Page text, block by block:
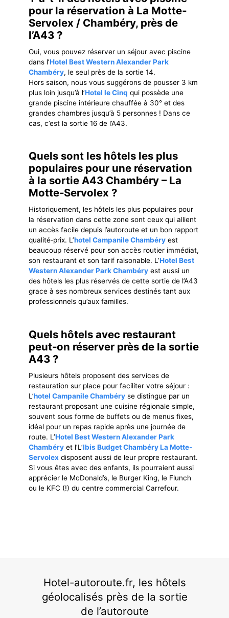
pour la réservation à La Motte‐
Servolex / Chambéry, près de
l’A43 ?
Oui, vous pouvez réserver un séjour avec piscine
dans l’Hotel Best Western Alexander Park
Chambéry, le seul près de la sortie 14.
Hors saison, nous vous suggérons de pousser 3 km
plus loin jusqu’à l’Hotel le Cinq qui possède une
grande piscine intérieure chauffée à 30° et des
grandes chambres jusqu’à 5 personnes ! Dans ce
cas, c’est la sortie 16 de l’A43.
Quels sont les hôtels les plus
populaires pour une réservation
à la sortie A43 Chambéry – La
Motte‐Servolex ?
Historiquement, les hôtels les plus populaires pour
la réservation dans cette zone sont ceux qui allient
un accès facile depuis l’autoroute et un bon rapport
qualité‐prix. L’hotel Campanile Chambéry est
beaucoup réservé pour son accès routier immédiat,
son restaurant et son tarif raisonable. L’Hotel Best
Western Alexander Park Chambéry est aussi un
des hôtels les plus réservés de cette sortie de l’A43
grace à ses nombreux services destinés tant aux
professionnels qu’aux familles.
Quels hôtels avec restaurant
peut‐on réserver près de la sortie
A43 ?
Plusieurs hôtels proposent des services de
restauration sur place pour faciliter votre séjour :
L’hotel Campanile Chambéry se distingue par un
restaurant proposant une cuisine régionale simple,
souvent sous forme de buffets ou de menus fixes,
idéal pour un repas rapide après une journée de
route. L’Hotel Best Western Alexander Park
Chambéry et l’L’Ibis Budget Chambéry La Motte-
Servolex disposent aussi de leur propre restaurant.
Si vous êtes avec des enfants, ils pourraient aussi
apprécier le McDonald’s, le Burger King, le Flunch
ou le KFC (!) du centre commercial Carrefour.
Hotel-autoroute.fr, les hôtels
géolocalisés près de la sortie
de l’autoroute